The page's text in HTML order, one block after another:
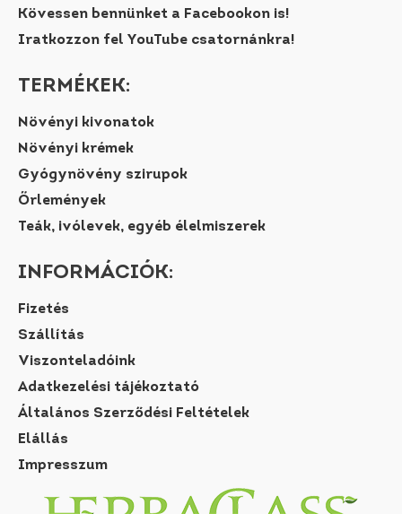
Kövessen bennünket a Facebookon is!
Iratkozzon fel YouTube csatornánkra!
TERMÉKEK:
Növényi kivonatok
Növényi krémek
Gyógynövény szirupok
Őrlemények
Teák, ivólevek, egyéb élelmiszerek
INFORMÁCIÓK:
Fizetés
Szállítás
Viszonteladóink
Adatkezelési tájékoztató
Általános Szerződési Feltételek
Elállás
Impresszum